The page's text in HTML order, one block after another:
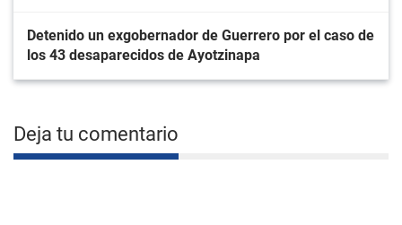
Detenido un exgobernador de Guerrero por el caso de
los 43 desaparecidos de Ayotzinapa
Deja tu comentario